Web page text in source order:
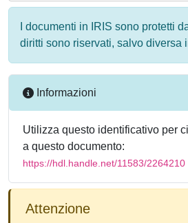
I documenti in IRIS sono protetti
diritti sono riservati, salvo diversa
Informazioni
Utilizza questo identificativo per
a questo documento:
https://hdl.handle.net/11583/2264210
Attenzione